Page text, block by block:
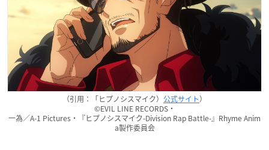
（引用：「ヒプノシスマイク） 公式サイト）
©EVIL LINE RECORDS・
一為／A-1 Pictures・『ヒプノシスマイク-Division Rap Battle-』Rhyme Anim
a製作委員会